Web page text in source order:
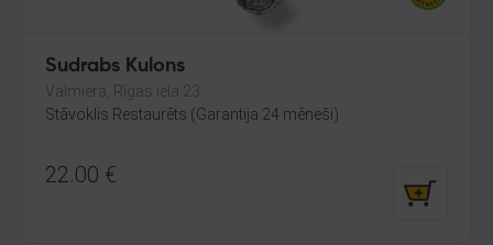
Sudrabs Kulons
Valmiera, Rīgas iela 23
Stāvoklis Restaurēts (Garantija 24 mēneši)
22.00 €